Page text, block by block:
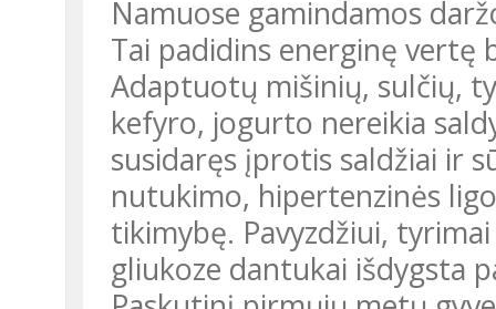
Namuose gamindamos
Tai padidins energinę vertę
Adaptuotų mišinių, sulčių,
kefyro, jogurto nereikia
susidaręs įprotis saldžiai ir
nutukimo, hipertenzinės
tikimybę. Pavyzdžiui,
gliukoze dantukai išdygsta